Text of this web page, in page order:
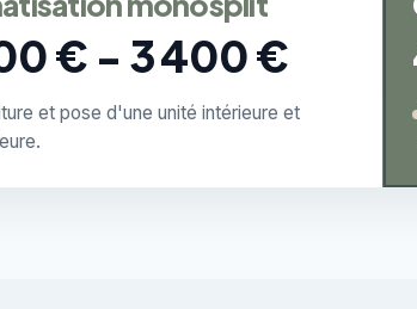
€ - 3 400 €
et pose d'une unité intérieure et